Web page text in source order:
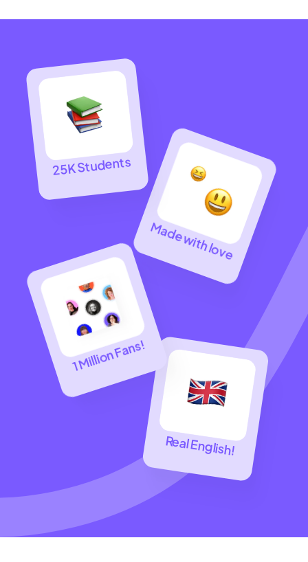
Made with love
25K Students
1 Million Fans!
Real English!